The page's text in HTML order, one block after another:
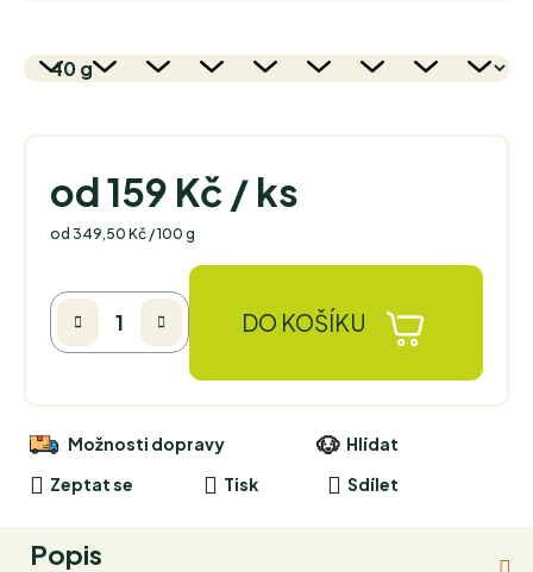
od159 Kč / ks
Měrná cena:
od 349,50 Kč / 100 g
DO KOŠÍKU
Tisk
Zeptat se
Hlídat
Sdílet
Možnosti dopravy
Popis